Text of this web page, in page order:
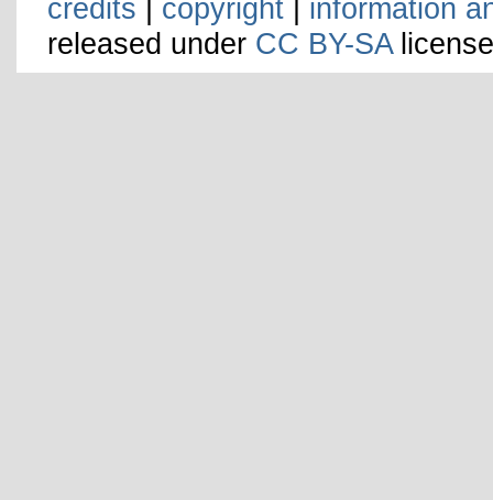
credits copyright
information
released under CC BY-SA